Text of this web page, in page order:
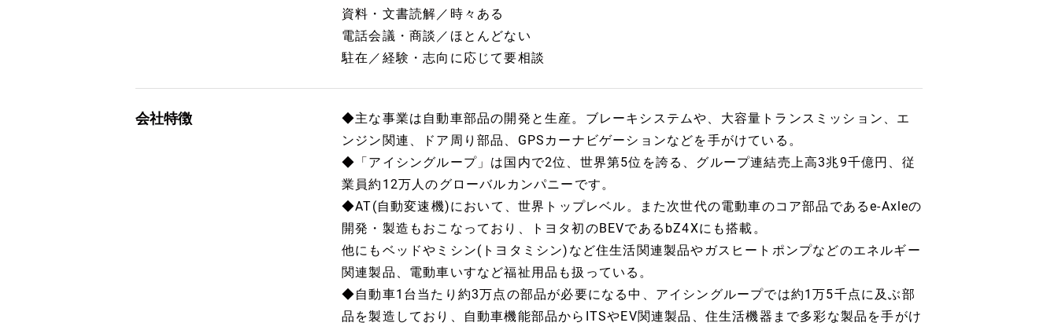
資料・文書読解／時々ある
電話会議・商談／ほとんどない
駐在／経験・志向に応じて要相談
会社特徴
◆主な事業は自動車部品の開発と生産。ブレーキシステムや、大容量トランスミッション、エ
ンジン関連、ドア周り部品、GPSカーナビゲーションなどを手がけている。
◆「アイシングループ」は国内で2位、世界第5位を誇る、グループ連結売上高3兆9千億円、従
業員約12万人のグローバルカンパニーです。
◆AT(自動変速機)において、世界トップレベル。また次世代の電動車のコア部品であるe-Axleの
開発・製造もおこなっており、トヨタ初のBEVであるbZ4Xにも搭載。
他にもベッドやミシン(トヨタミシン)など住生活関連製品やガスヒートポンプなどのエネルギー
関連製品、電動車いすなど福祉用品も扱っている。
◆自動車1台当たり約3万点の部品が必要になる中、アイシングループでは約1万5千点に及ぶ部
品を製造しており、自動車機能部品からITSやEV関連製品、住生活機器まで多彩な製品を手がけ